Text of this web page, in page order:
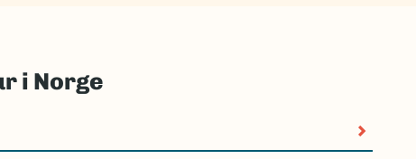
i Norge